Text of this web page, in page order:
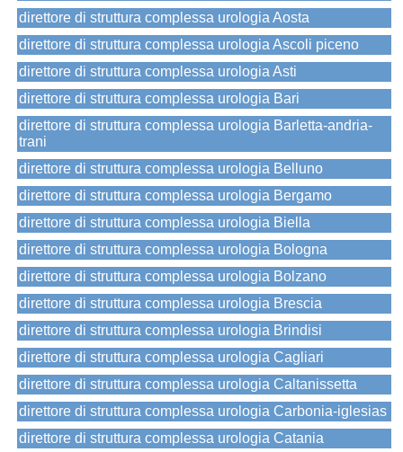
direttore di struttura complessa urologia Aosta
direttore di struttura complessa urologia Ascoli piceno
direttore di struttura complessa urologia Asti
direttore di struttura complessa urologia Bari
direttore di struttura complessa urologia Barletta-andria-
trani
direttore di struttura complessa urologia Belluno
direttore di struttura complessa urologia Bergamo
direttore di struttura complessa urologia Biella
direttore di struttura complessa urologia Bologna
direttore di struttura complessa urologia Bolzano
direttore di struttura complessa urologia Brescia
direttore di struttura complessa urologia Brindisi
direttore di struttura complessa urologia Cagliari
direttore di struttura complessa urologia Caltanissetta
direttore di struttura complessa urologia Carbonia-iglesias
direttore di struttura complessa urologia Catania